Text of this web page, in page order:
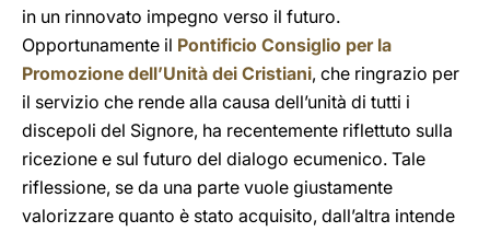
in un rinnovato impegno verso il futuro.
Opportunamente il Pontificio Consiglio per la
Promozione dell’Unità dei Cristiani, che ringrazio per
il servizio che rende alla causa dell’unità di tutti i
discepoli del Signore, ha recentemente riflettuto sulla
ricezione e sul futuro del dialogo ecumenico. Tale
riflessione, se da una parte vuole giustamente
valorizzare quanto è stato acquisito, dall’altra intende